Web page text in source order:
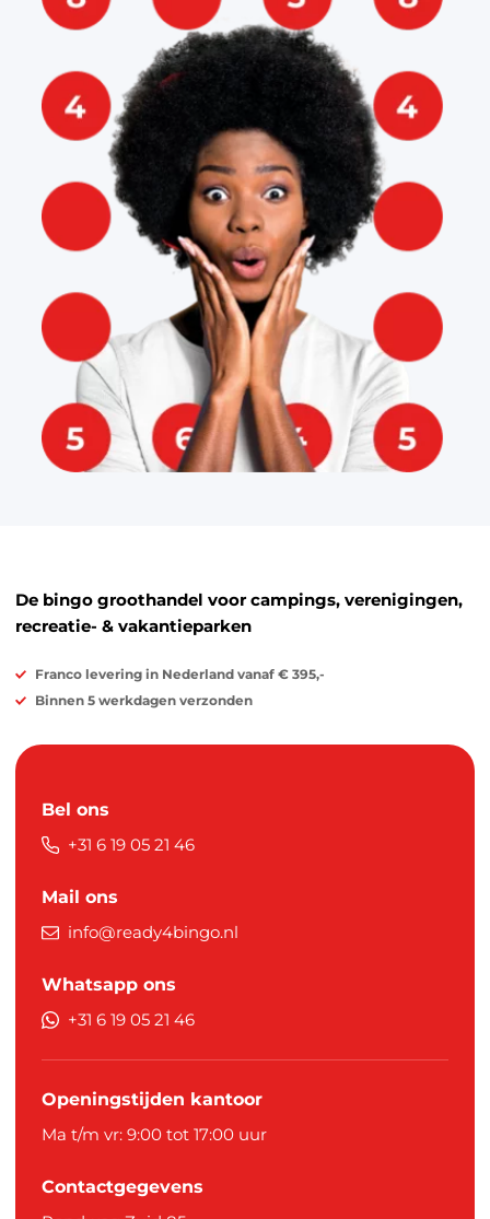
De bingo groothandel voor campings, verenigingen,
recreatie- & vakantieparken
Franco levering in Nederland vanaf € 395,-
Binnen 5 werkdagen verzonden
Bel ons
+31 6 19 05 21 46
Mail ons
info@ready4bingo.nl
Whatsapp ons
+31 6 19 05 21 46
Openingstijden kantoor
Ma t/m vr: 9:00 tot 17:00 uur
Contactgegevens